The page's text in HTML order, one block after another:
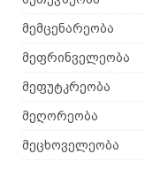
მემცენარეობა
მეფრინველეობა
მეფუტკრეობა
მეღორეობა
მეცხოველეობა